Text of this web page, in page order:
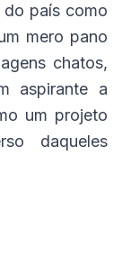
do país como
mero pano
chatos,
aspirante a
um projeto
daqueles